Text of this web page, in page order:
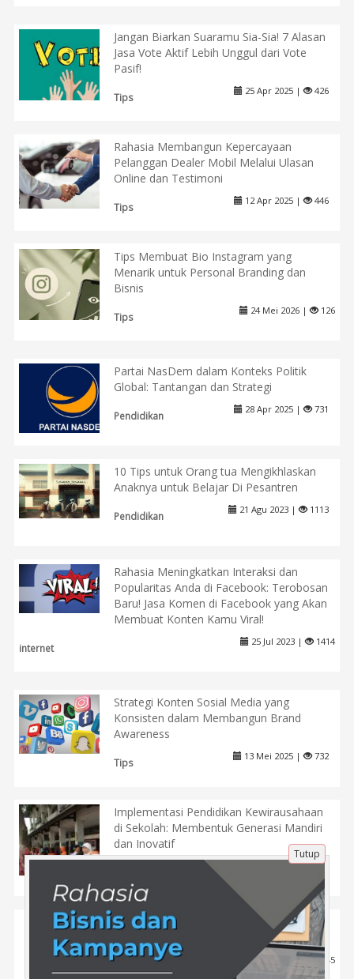
Jangan Biarkan Suaramu Sia-Sia! 7 Alasan
Jasa Vote Aktif Lebih Unggul dari Vote
Pasif!
Tips
25 Apr 2025 | 426
Rahasia Membangun Kepercayaan
Pelanggan Dealer Mobil Melalui Ulasan
Online dan Testimoni
Tips
12 Apr 2025 | 446
Tips Membuat Bio Instagram yang
Menarik untuk Personal Branding dan
Bisnis
Tips
24 Mei 2026 | 126
Partai NasDem dalam Konteks Politik
Global: Tantangan dan Strategi
Pendidikan
28 Apr 2025 | 731
10 Tips untuk Orang tua Mengikhlaskan
Anaknya untuk Belajar Di Pesantren
Pendidikan
21 Agu 2023 | 1113
Rahasia Meningkatkan Interaksi dan
Popularitas Anda di Facebook: Terobosan
Baru! Jasa Komen di Facebook yang Akan
Membuat Konten Kamu Viral!
internet
25 Jul 2023 | 1414
Strategi Konten Sosial Media yang
Konsisten dalam Membangun Brand
Awareness
Tips
13 Mei 2025 | 732
Implementasi Pendidikan Kewirausahaan
di Sekolah: Membentuk Generasi Mandiri
dan Inovatif
31 Agu 2023 | 1406
Rahasia Sukses Bisnis Online Berkat
Teknik Publikasi di Media Sosial
11 Apr 2025 | 445
Tutup